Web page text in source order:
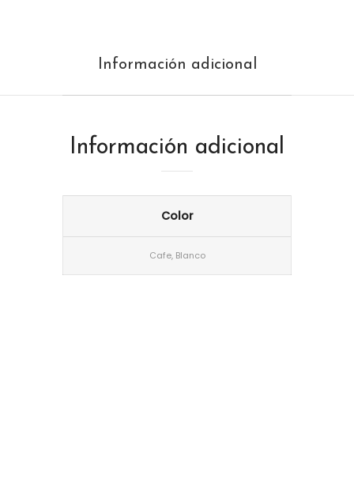
Información adicional
Información adicional
Color
Cafe, Blanco